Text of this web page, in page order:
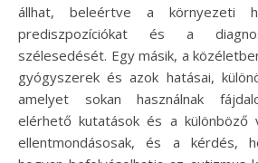
állhat, beleértve a környezeti
prediszpozíciókat és a
szélesedését. Egy másik, a
gyógyszerek és azok hatásai,
amelyet sokan használnak
elérhető kutatások és a különböző
ellentmondásosak, és a kérdés,